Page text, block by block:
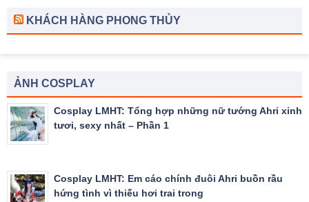
KHÁCH HÀNG PHONG THỦY
ẢNH COSPLAY
Cosplay LMHT: Tổng hợp những nữ tướng Ahri xinh
tươi, sexy nhất – Phần 1
Cosplay LMHT: Em cáo chính đuôi Ahri buồn rầu
hứng tình vì thiếu hơi trai trong